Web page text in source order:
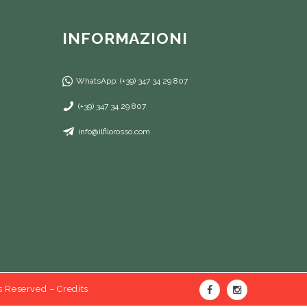
INFORMAZIONI
WhatsApp: (+39) 347 34 29 807
(+39) 347 34 29 807
info@ilfilorosso.com
Reserved –Credits